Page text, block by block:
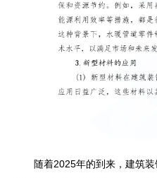
随着2025年的到来，建筑